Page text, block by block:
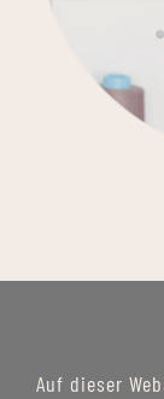
Auf dieser